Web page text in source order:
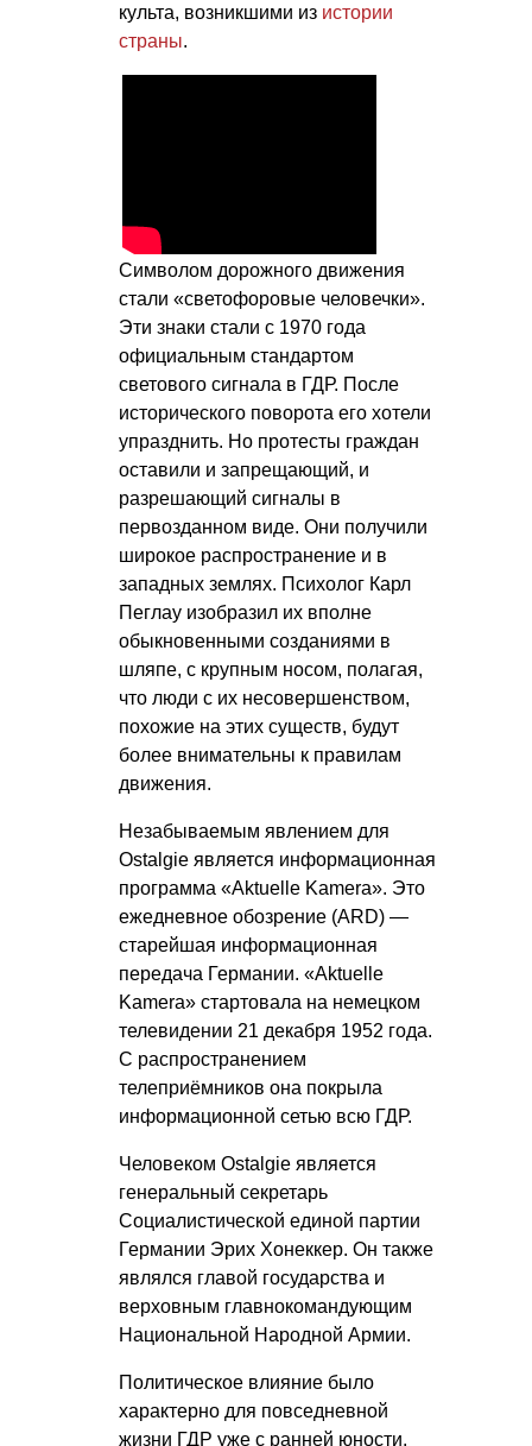
культа, возникшими из истории
страны.
Символом дорожного движения
стали «светофоровые человечки».
Эти знаки стали с 1970 года
официальным стандартом
светового сигнала в ГДР. После
исторического поворота его хотели
упразднить. Но протесты граждан
оставили и запрещающий, и
разрешающий сигналы в
первозданном виде. Они получили
широкое распространение и в
западных землях. Психолог Карл
Пеглау изобразил их вполне
обыкновенными созданиями в
шляпе, с крупным носом, полагая,
что люди с их несовершенством,
похожие на этих существ, будут
более внимательны к правилам
движения.
Незабываемым явлением для
Ostalgie является информационная
программа «Aktuelle Kamera». Это
ежедневное обозрение (ARD) —
старейшая информационная
передача Германии. «Aktuelle
Kamera» стартовала на немецком
телевидении 21 декабря 1952 года.
С распространением
телеприёмников она покрыла
информационной сетью всю ГДР.
Человеком Ostalgie является
генеральный секретарь
Социалистической единой партии
Германии Эрих Хонеккер. Он также
являлся главой государства и
верховным главнокомандующим
Национальной Народной Армии.
Политическое влияние было
характерно для повседневной
жизни ГДР уже с ранней юности.